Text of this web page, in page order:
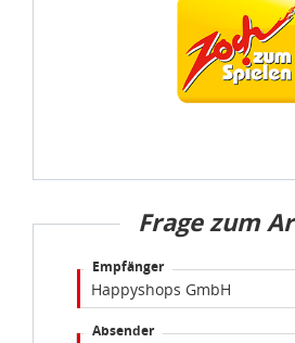
Frage zum
Empfänger
Absender